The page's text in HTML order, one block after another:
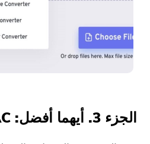
الجزء 3. أيهما أفضل: FLAC أم AAC؟